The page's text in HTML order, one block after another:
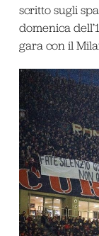
scritto sugli
domenica
gara con il